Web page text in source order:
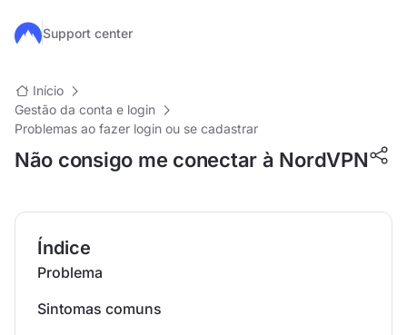
Ir para o conteúdo principal
Support center
Início
Gestão da conta e login
Problemas ao fazer login ou se cadastrar
Não consigo me conectar à NordVPN
Índice
Problema
Sintomas comuns